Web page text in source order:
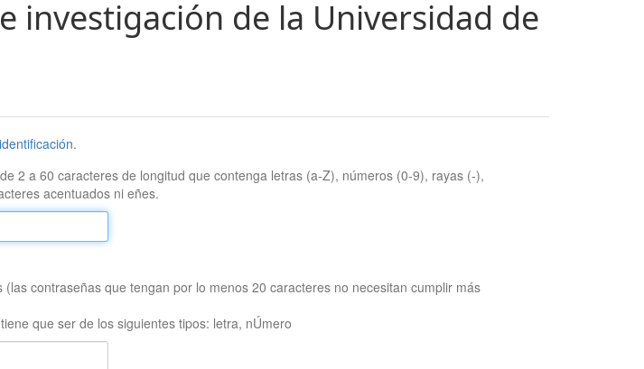
investigación de la Universidad de
.
2 a 60 caracteres de longitud que contenga letras (a-Z), números (0-9), rayas (-),
acentuados ni eñes.
contraseñas que tengan por lo menos 20 caracteres no necesitan cumplir más
que ser de los siguientes tipos: letra, nÚmero